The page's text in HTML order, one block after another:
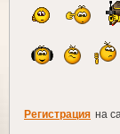
Регистрация на